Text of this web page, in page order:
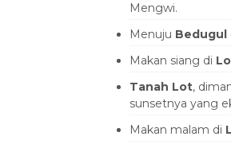
Mengwi.
Menuju Bedugul
Makan siang di
Tanah Lot,
sunsetnya yang
Makan malam di